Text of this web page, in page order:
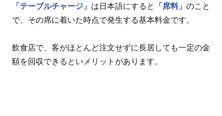
「テーブルチャージ」 は日本語にすると 「席料」 のこと
で、その席に着いた時点で発生する基本料金です。
飲食店で、客がほとんど注文せずに長居しても一定の金
額を回収できるといメリットがあります。